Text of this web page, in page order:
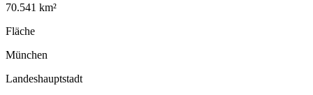
70.541 km²
Fläche
München
Landeshauptstadt